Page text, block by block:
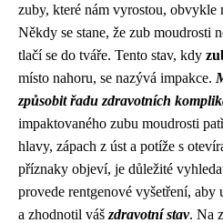
zuby, které nám vyrostou, obvykle
Někdy se stane, že zub moudrosti
tlačí se do tváře. Tento stav, kdy
místo nahoru, se nazývá impakce.
způsobit řadu zdravotních
impaktovaného zubu moudrosti
hlavy, zápach z úst a potíže s
příznaky objeví, je důležité
provede rentgenové vyšetření,
a zhodnotil váš zdravotní stav. Na